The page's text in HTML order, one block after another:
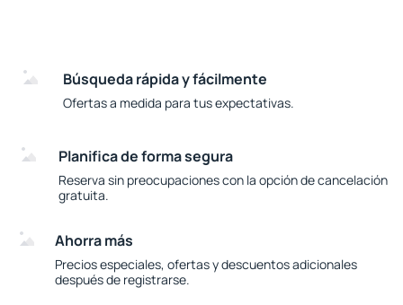
Búsqueda rápida y fácilmente
Ofertas a medida para tus expectativas.
Planifica de forma segura
Reserva sin preocupaciones con la opción de cancelación
gratuita.
Ahorra más
Precios especiales, ofertas y descuentos adicionales
después de registrarse.